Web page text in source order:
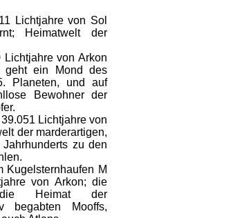
Lichtjahre von Sol
Heimatwelt der
von Arkon
geht ein Mond des
Planeten, und auf
Bewohner der
Lichtjahre von
der marderartigen,
zu den
Kugelsternhaufen M
von Arkon; die
die Heimat der
begabten Mooffs,